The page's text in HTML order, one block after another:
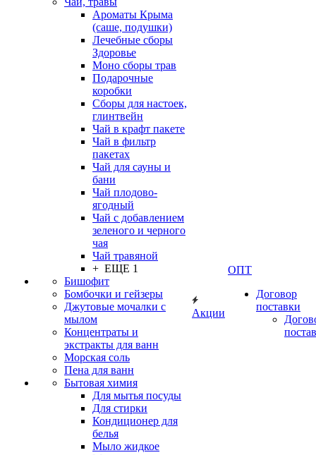
Ароматы Крыма
(саше, подушки)
Лечебные сборы
Здоровье
Моно сборы трав
Подарочные
коробки
Сборы для настоек,
глинтвейн
Чай в крафт пакете
Чай в фильтр
пакетах
Чай для сауны и
бани
Чай плодово-
ягодный
Чай с добавлением
зеленого и черного
чая
Чай травяной
+ ЕЩЕ 1
Бишофит
Бомбочки и гейзеры
Джутовые мочалки с
мылом
Концентраты и
экстракты для ванн
Морская соль
Пена для ванн
Бытовая химия
Для мытья посуды
Для стирки
Кондиционер для
белья
Мыло жидкое
Акции
ОПТ
Договор
поставки